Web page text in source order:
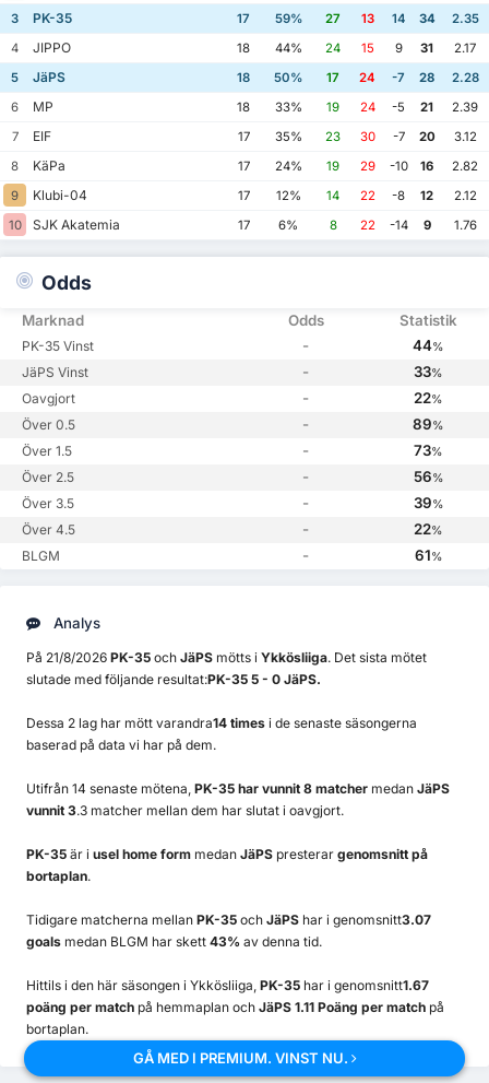
3
PK-35 17 59% 27 13 14 34
2.35
4
JIPPO 18 44% 24 15 9 31
2.17
5
JäPS 18 50% 17 24 -7 28
2.28
6
MP 18 33% 19 24 -5 21
2.39
7
EIF 17 35% 23 30 -7 20
3.12
8
KäPa 17 24% 19 29 -10 16
2.82
9
Klubi-04 17 12% 14 22 -8 12
2.12
10
SJK Akatemia 17 6% 8 22 -14 9 1.76
Odds
Marknad Odds Statistik
PK-35 Vinst - 44%
JäPS Vinst - 33%
Oavgjort - 22%
Över 0.5 - 89%
Över 1.5 - 73%
Över 2.5 - 56%
Över 3.5 - 39%
Över 4.5 - 22%
BLGM - 61%
Analys
På 21/8/2026 PK-35 och JäPS mötts i Ykkösliiga. Det sista mötet
slutade med följande resultat:PK-35 5 - 0 JäPS.
Dessa 2 lag har mött varandra14 times i de senaste säsongerna
baserad på data vi har på dem.
Utifrån 14 senaste mötena, PK-35 har vunnit 8 matcher medan JäPS
vunnit 3.3 matcher mellan dem har slutat i oavgjort.
PK-35 är i usel home form medan JäPS presterar genomsnitt på
bortaplan.
Tidigare matcherna mellan PK-35 och JäPS har i genomsnitt3.07
goals medan BLGM har skett 43% av denna tid.
Hittils i den här säsongen i Ykkösliiga, PK-35 har i genomsnitt1.67
poäng per match på hemmaplan och JäPS 1.11 Poäng per match på
bortaplan.
GÅ MED I PREMIUM. VINST NU.